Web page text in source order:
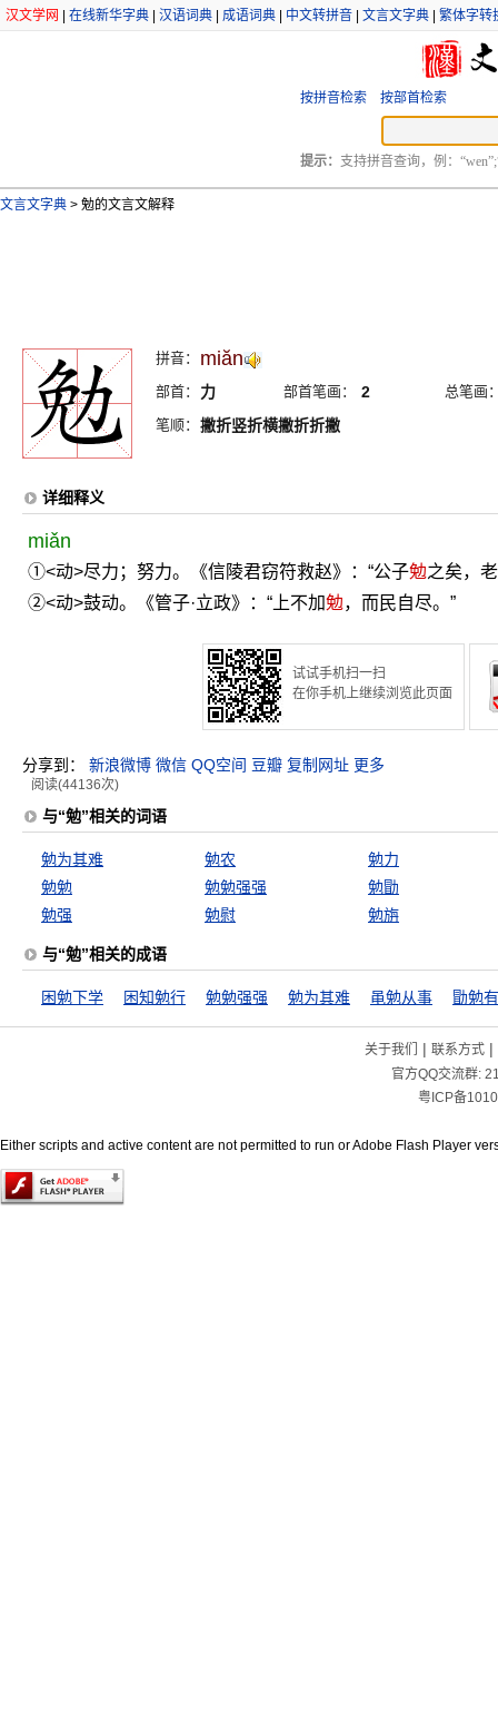
汉文学网 在线新华字典 汉语词典 成语词典 中文转拼音 文言文字典 繁体字转
按拼音检索 按部首检索
提示： 支持拼音查询，例：
文言文字典 > 勉的文言文解释
拼音： miăn
部首： 力 部首笔画： 2
总笔画
笔顺： 撇折竖折横撇折折撇
详细释义
miǎn
①<动>尽力；努力。《信陵君窃符救赵》：“公子勉之矣，
②<动>鼓动。《管子·立政》：“上不加勉，而民自尽。”
试试手机扫一扫
在你手机上继续浏览此页面
分享到： 新浪微博 微信 QQ空间 豆瓣 复制网址 更多
阅读(44136次)
与“勉”相关的词语
勉为其难 勉农
勉力
勉勉
勉勉强强
勉勖
勉强
勉慰 勉旃
与“勉”相关的成语
困勉下学 困知勉行 勉勉强强 勉为其难 黾勉从事 勖勉
关于我们 | 联系方式|
官方QQ交流群:
粤ICP备
Either scripts and active content are not permitted to run or Adobe Flash Player